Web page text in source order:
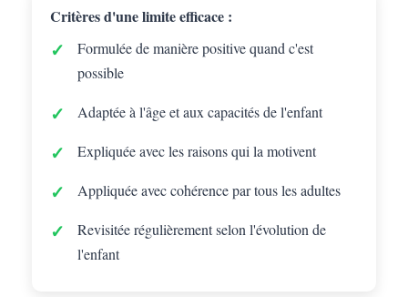
Critères d'une limite efficace :
Formulée de manière positive quand c'est
possible
Adaptée à l'âge et aux capacités de l'enfant
Expliquée avec les raisons qui la motivent
Appliquée avec cohérence par tous les adultes
Revisitée régulièrement selon l'évolution de
l'enfant